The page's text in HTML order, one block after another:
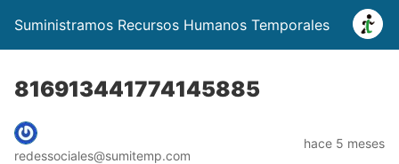
Suministramos Recursos Humanos Temporales
816913441774145885
redessociales@sumitemp.com
hace 5 meses